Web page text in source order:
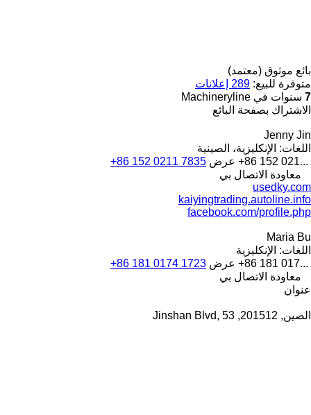
بائع موثوق (معتمد)
متوفرة للبيع: 289 إعلانات
7 سنوات في Machineryline
الاشتراك بصفحة البائع
Jenny Jin
اللغات: الإنكليزية، الصينية
+86 152 021... عرض +86 152 0211 7835
معاودة الاتصال بي
usedky.com
kaiyingtrading.autoline.info
facebook.com/profile.php
Maria Bu
اللغات: الإنكليزية
+86 181 017... عرض +86 181 0174 1723
معاودة الاتصال بي
عنوان
الصين, 201512, Jinshan Blvd, 53